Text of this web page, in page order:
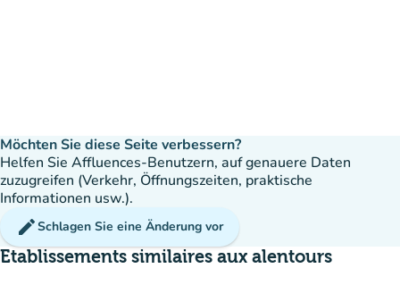
Möchten Sie diese Seite verbessern?
Helfen Sie Affluences-Benutzern, auf genauere Daten
zuzugreifen (Verkehr, Öffnungszeiten, praktische
Informationen usw.).
editSchlagen Sie eine Änderung vor
Etablissements similaires aux alentours